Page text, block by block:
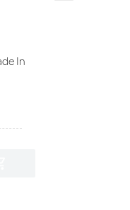
In